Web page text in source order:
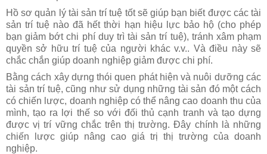
Hồ sơ quản lý tài sản trí tuệ tốt sẽ giúp bạn biết được các tài
sản trí tuệ nào đã hết thời hạn hiệu lực bảo hộ (cho phép
bạn giảm bớt chi phí duy trì tài sản trí tuệ), tránh xâm phạm
quyền sở hữu trí tuệ của người khác v.v.. Và điều này sẽ
chắc chắn giúp doanh nghiệp giảm được chi phí.
Bằng cách xây dựng thói quen phát hiện và nuôi dưỡng các
tài sản trí tuệ, cũng như sử dụng những tài sản đó một cách
có chiến lược, doanh nghiệp có thể nâng cao doanh thu của
mình, tạo ra lợi thế so với đối thủ cạnh tranh và tạo dựng
được vị trí vững chắc trên thị trường. Đây chính là những
chiến lược giúp nâng cao giá trị thị trường của doanh
nghiệp.